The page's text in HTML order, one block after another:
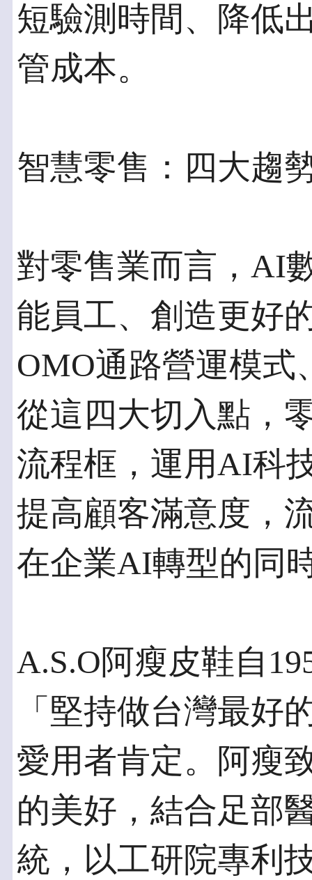
短驗測時間、降低
管成本。
智慧零售：四大趨
對零售業而言，AI
能員工、創造更好
OMO通路營運模式
從這四大切入點，
流程框，運用AI科
提高顧客滿意度，
在企業AI轉型的同
A.S.O阿瘦皮鞋自
「堅持做台灣最好
愛用者肯定。阿瘦
的美好，結合足部
統，以工研院專利